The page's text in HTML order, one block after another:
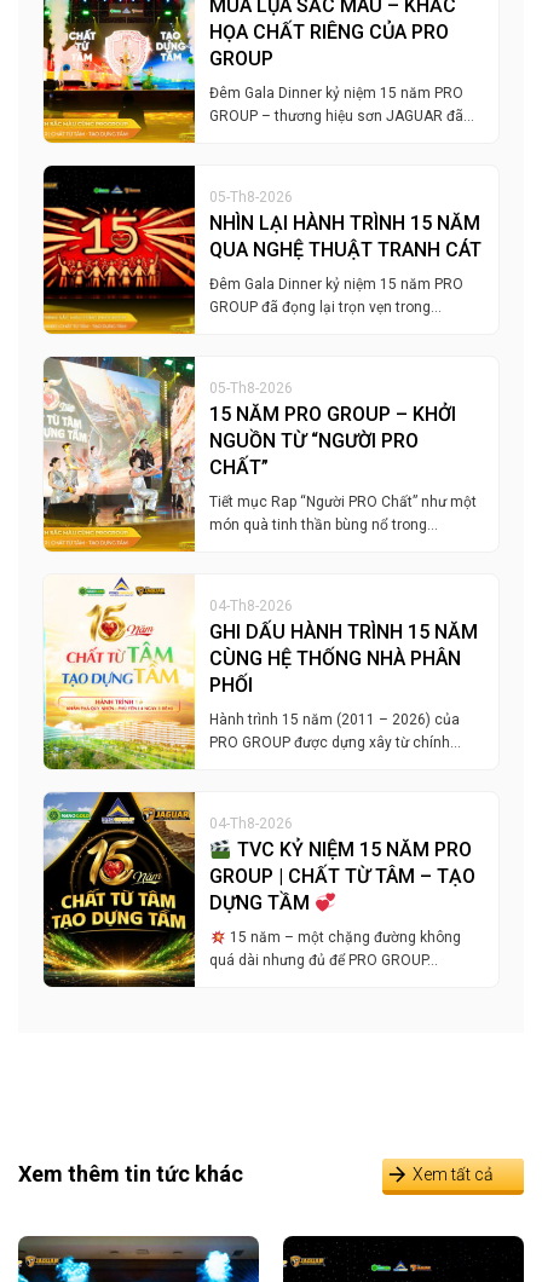
MÚA LỤA SẮC MÀU – KHẮC
HỌA CHẤT RIÊNG CỦA PRO
GROUP
Đêm Gala Dinner kỷ niệm 15 năm PRO
GROUP – thương hiệu sơn JAGUAR đã…
05-Th8-2026
NHÌN LẠI HÀNH TRÌNH 15 NĂM
QUA NGHỆ THUẬT TRANH CÁT
Đêm Gala Dinner kỷ niệm 15 năm PRO
GROUP đã đọng lại trọn vẹn trong…
05-Th8-2026
15 NĂM PRO GROUP – KHỞI
NGUỒN TỪ “NGƯỜI PRO
CHẤT”
Tiết mục Rap “Người PRO Chất” như một
món quà tinh thần bùng nổ trong…
04-Th8-2026
GHI DẤU HÀNH TRÌNH 15 NĂM
CÙNG HỆ THỐNG NHÀ PHÂN
PHỐI
Hành trình 15 năm (2011 – 2026) của
PRO GROUP được dựng xây từ chính…
04-Th8-2026
TVC KỶ NIỆM 15 NĂM PRO
GROUP | CHẤT TỪ TÂM – TẠO
DỰNG TẦM
15 năm – một chặng đường không
quá dài nhưng đủ để PRO GROUP…
Xem thêm tin tức khác Xem tất cả